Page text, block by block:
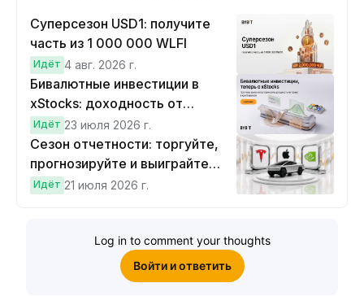
Суперсезон USD1: получите
часть из 1 000 000 WLFI
Идёт 4 авг. 2026 г.
Бивалютные инвестиции в
xStocks: доходность от
прогнозов
Идёт 23 июля 2026 г.
Сезон отчетности: торгуйте,
прогнозируйте и выиграйте
Cybertruck!
Идёт 21 июля 2026 г.
Log in to comment your thoughts
Войти и ответить